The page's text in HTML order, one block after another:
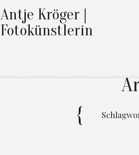
Antje Kröger |
Fotokünstlerin